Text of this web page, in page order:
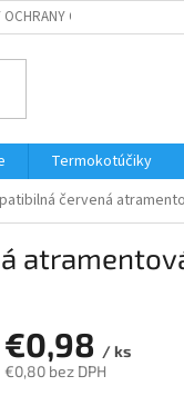
OSOBNÝCH ÚDAJOV
Termokotúčiky
červená
€0,98 / ks
€0,80 bez DPH